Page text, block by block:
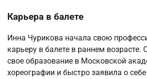
Карьера в балете
Инна Чурикова начала свою
карьеру в балете в раннем возрасте.
свое образование в Московской
хореографии и быстро заявила о